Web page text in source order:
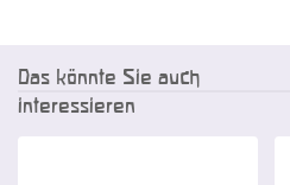
Das könnte Sie auch
interessieren